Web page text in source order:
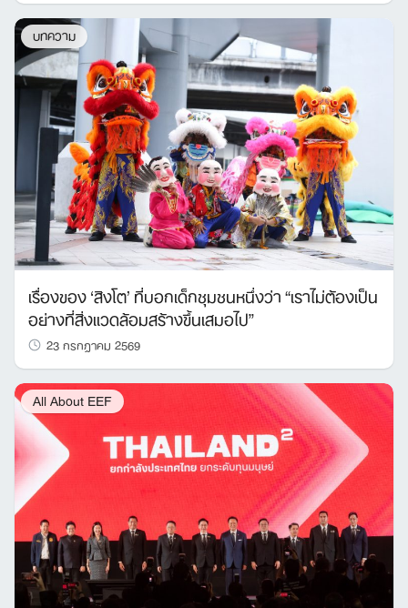
บทความ
เรื่องของ ‘สิงโต’ ที่บอกเด็กชุมชนหนึ่งว่า “เราไม่ต้องเป็น
อย่างที่สิ่งแวดล้อมสร้างขึ้นเสมอไป”
23 กรกฎาคม 2569
All About EEF